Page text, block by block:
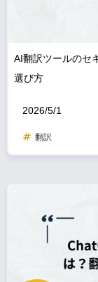
AI翻訳ツールのセ
選び方
2026/5/1
翻訳